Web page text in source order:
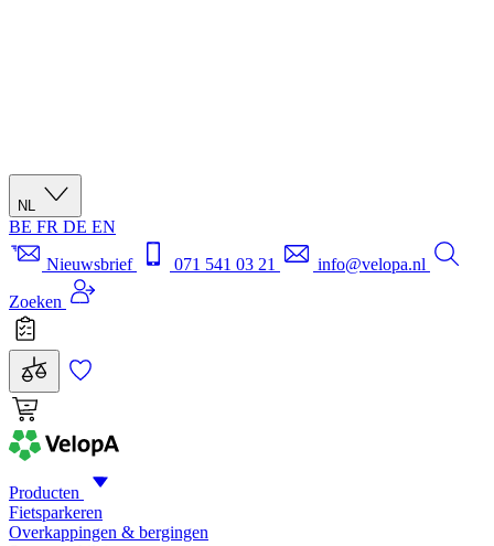
NL
BE FR DE EN
Nieuwsbrief
071 541 03 21
info@velopa.nl
Zoeken
Producten
Fietsparkeren
Overkappingen & bergingen